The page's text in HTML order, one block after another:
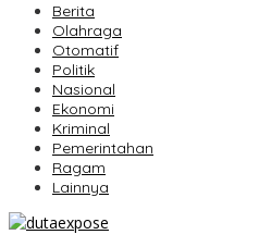
Berita
Olahraga
Otomatif
Politik
Nasional
Ekonomi
Kriminal
Pemerintahan
Ragam
Lainnya